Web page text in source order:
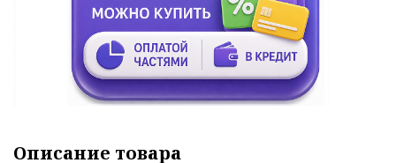
Описание товара